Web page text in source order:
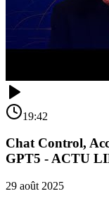
19:42
Chat Control,
GPT5 - ACTU
29 août 2025